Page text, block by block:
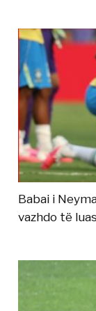
Babai i
vazhdo të